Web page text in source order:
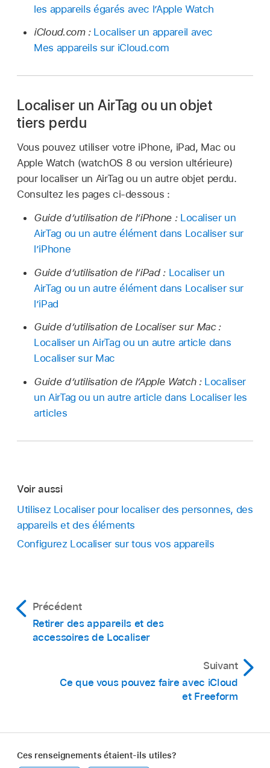
les appareils égarés avec l’Apple Watch
iCloud.com : Localiser un appareil avec
Mes appareils sur iCloud.com
Localiser un AirTag ou un objet
tiers perdu
Vous pouvez utiliser votre iPhone, iPad, Mac ou
Apple Watch (watchOS 8 ou version ultérieure)
pour localiser un AirTag ou un autre objet perdu.
Consultez les pages ci-dessous :
Guide d’utilisation de l’iPhone : Localiser un
AirTag ou un autre élément dans Localiser sur
l’iPhone
Guide d’utilisation de l’iPad : Localiser un
AirTag ou un autre élément dans Localiser sur
l’iPad
Guide d’utilisation de Localiser sur Mac :
Localiser un AirTag ou un autre article dans
Localiser sur Mac
Guide d’utilisation de l’Apple Watch : Localiser
un AirTag ou un autre article dans Localiser les
articles
Voir aussi
Utilisez Localiser pour localiser des personnes, des
appareils et des éléments
Configurez Localiser sur tous vos appareils
Précédent
Retirer des appareils et des
accessoires de Localiser
Suivant
Ce que vous pouvez faire avec iCloud
et Freeform
Ces renseignements étaient-ils utiles?